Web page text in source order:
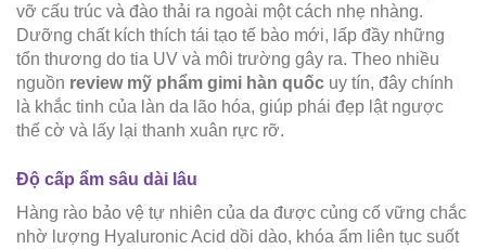
vỡ cấu trúc và đào thải ra ngoài một cách nhẹ nhàng.
Dưỡng chất kích thích tái tạo tế bào mới, lấp đầy những
tổn thương do tia UV và môi trường gây ra. Theo nhiều
nguồn review mỹ phẩm gimi hàn quốc uy tín, đây chính
là khắc tinh của làn da lão hóa, giúp phái đẹp lật ngược
thế cờ và lấy lại thanh xuân rực rỡ.
Độ cấp ẩm sâu dài lâu
Hàng rào bảo vệ tự nhiên của da được củng cố vững chắc
nhờ lượng Hyaluronic Acid dồi dào, khóa ẩm liên tục suốt